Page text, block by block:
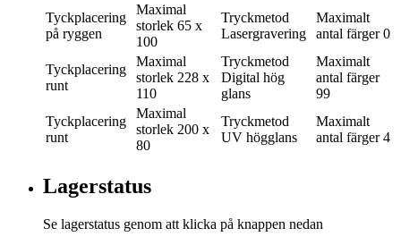
Tyckplacering
på ryggen
Maximal
storlek 65 x
100
Tryckmetod
Lasergravering
Maximalt
antal färger 0
Tyckplacering
runt
Maximal
storlek 228 x
110
Tryckmetod
Digital hög
glans
Maximalt
antal färger
99
Tyckplacering
runt
Maximal
storlek 200 x
80
Tryckmetod
UV högglans
Maximalt
antal färger 4
Lagerstatus
Se lagerstatus genom att klicka på knappen nedan